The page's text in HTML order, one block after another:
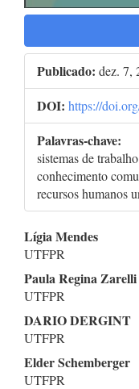
Publicado: dez. 7,
DOI: https://
Palavras-chave:
sistemas de
conhecimento
recursos humanos
Conteúdo
do
artigo
principal
Lígia Mendes
UTFPR
Paula Regina Zarelli
UTFPR
DARIO DERGINT
UTFPR
Elder Schemberger
UTFPR